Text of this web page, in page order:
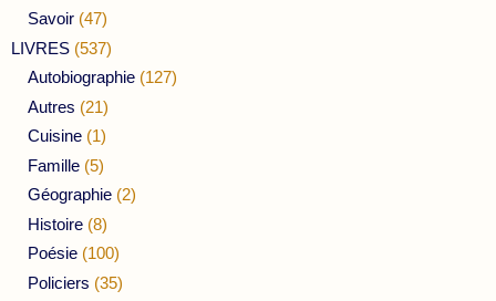
Savoir (47)
LIVRES (537)
Autobiographie (127)
Autres (21)
Cuisine (1)
Famille (5)
Géographie (2)
Histoire (8)
Poésie (100)
Policiers (35)